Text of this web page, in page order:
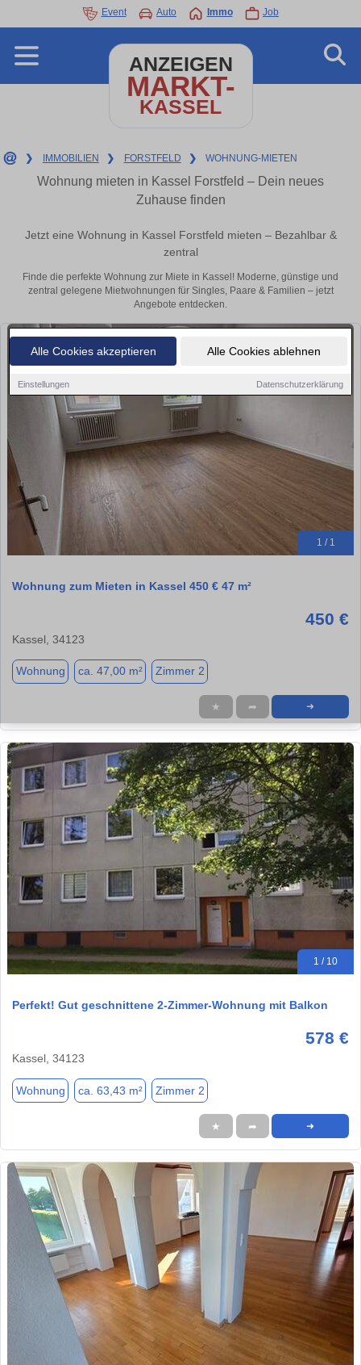
Alle Cookies akzeptieren Alle Cookies ablehnen
Einstellungen Datenschutzerklärung
Event Auto Immo Job
ANZEIGEN
MARKT-
KASSEL
❯ IMMOBILIEN ❯ FORSTFELD ❯ WOHNUNG-MIETEN
Wohnung mieten in Kassel Forstfeld – Dein neues
Zuhause finden
Jetzt eine Wohnung in Kassel Forstfeld mieten – Bezahlbar &
zentral
Finde die perfekte Wohnung zur Miete in Kassel! Moderne, günstige und
zentral gelegene Mietwohnungen für Singles, Paare & Familien – jetzt
Angebote entdecken.
1 / 1
Wohnung zum Mieten in Kassel 450 € 47 m²
450 €
Kassel, 34123
Wohnung ca. 47,00 m² Zimmer 2
★ ➦ ➜
1 / 10
Perfekt! Gut geschnittene 2-Zimmer-Wohnung mit Balkon
578 €
Kassel, 34123
Wohnung ca. 63,43 m² Zimmer 2
★ ➦ ➜